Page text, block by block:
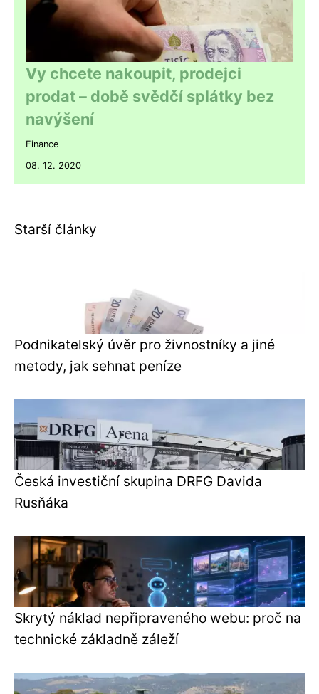
Vy chcete nakoupit, prodejci
prodat – době svědčí splátky bez
navýšení
Finance
08. 12. 2020
Starší články
Podnikatelský úvěr pro živnostníky a jiné
metody, jak sehnat peníze
Česká investiční skupina DRFG Davida
Rusňáka
Skrytý náklad nepřipraveného webu: proč na
technické základně záleží